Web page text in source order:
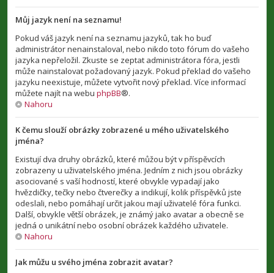
Můj jazyk není na seznamu!
Pokud váš jazyk není na seznamu jazyků, tak ho buď
administrátor nenainstaloval, nebo nikdo toto fórum do vašeho
jazyka nepřeložil. Zkuste se zeptat administrátora fóra, jestli
může nainstalovat požadovaný jazyk. Pokud překlad do vašeho
jazyku neexistuje, můžete vytvořit nový překlad. Více informací
můžete najít na webu phpBB®.
Nahoru
K čemu slouží obrázky zobrazené u mého uživatelského
jména?
Existují dva druhy obrázků, které můžou být v příspěvcích
zobrazeny u uživatelského jména. Jedním z nich jsou obrázky
asociované s vaší hodností, které obvykle vypadají jako
hvězdičky, tečky nebo čtverečky a indikují, kolik příspěvků jste
odeslali, nebo pomáhají určit jakou mají uživatelé fóra funkci.
Další, obvykle větší obrázek, je známý jako avatar a obecně se
jedná o unikátní nebo osobní obrázek každého uživatele.
Nahoru
Jak můžu u svého jména zobrazit avatar?